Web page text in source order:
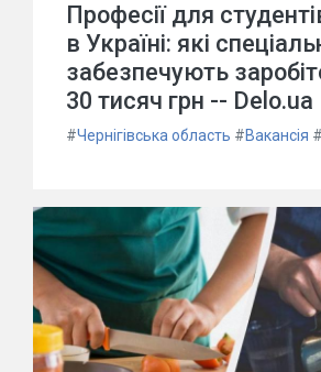
Професії для
в Україні: які
забезпечують
30 тисяч грн -- Delo.ua
#Чернігівська область #Вакансія #